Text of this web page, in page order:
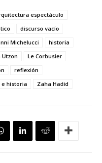
espectáculo
discurso vacío
Michelucci
historia
Utzon
Le Corbusier
reflexión
historia Zaha Hadid